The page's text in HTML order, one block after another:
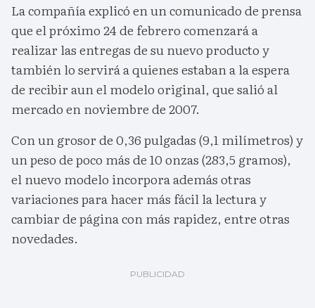
La compañía explicó en un comunicado de prensa
que el próximo 24 de febrero comenzará a
realizar las entregas de su nuevo producto y
también lo servirá a quienes estaban a la espera
de recibir aun el modelo original, que salió al
mercado en noviembre de 2007.
Con un grosor de 0,36 pulgadas (9,1 milímetros) y
un peso de poco más de 10 onzas (283,5 gramos),
el nuevo modelo incorpora además otras
variaciones para hacer más fácil la lectura y
cambiar de página con más rapidez, entre otras
novedades.